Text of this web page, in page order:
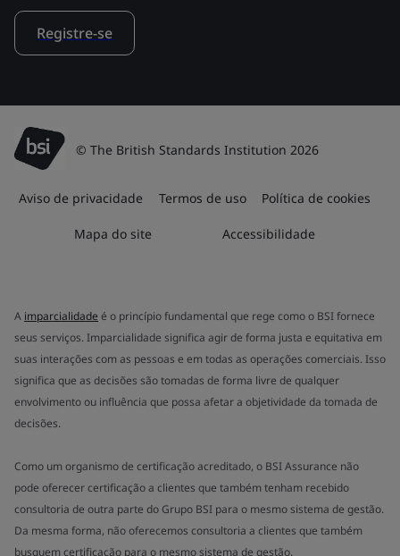
Registre-se
© The British Standards Institution 2026
Aviso de privacidade Termos de uso Política de cookies
Mapa do site Accessibilidade
A imparcialidade é o princípio fundamental que rege como o BSI fornece
seus serviços. Imparcialidade significa agir de forma justa e equitativa em
suas interações com as pessoas e em todas as operações comerciais. Isso
significa que as decisões são tomadas de forma livre de qualquer
envolvimento ou influência que possa afetar a objetividade da tomada de
decisões.
Como um organismo de certificação acreditado, o BSI Assurance não
pode oferecer certificação a clientes que também tenham recebido
consultoria de outra parte do Grupo BSI para o mesmo sistema de gestão.
Da mesma forma, não oferecemos consultoria a clientes que também
busquem certificação para o mesmo sistema de gestão.